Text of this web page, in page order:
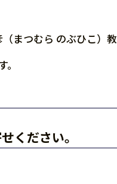
まつむら のぶひこ）
ください。